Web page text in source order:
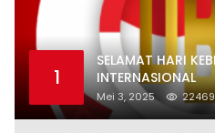
1
SELAMAT HARI
INTERNASIONAL
Mei 3, 2025